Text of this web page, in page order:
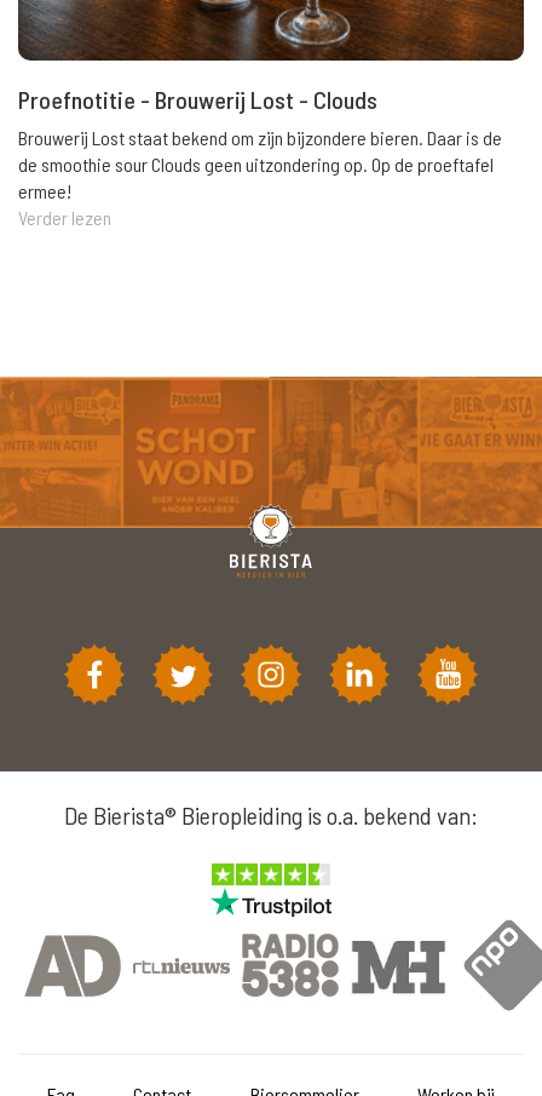
Proefnotitie - Brouwerij Lost - Clouds
Brouwerij Lost staat bekend om zijn bijzondere bieren. Daar is de
de smoothie sour Clouds geen uitzondering op. Op de proeftafel
ermee!
Verder lezen
De Bierista® Bieropleiding is o.a. bekend van: